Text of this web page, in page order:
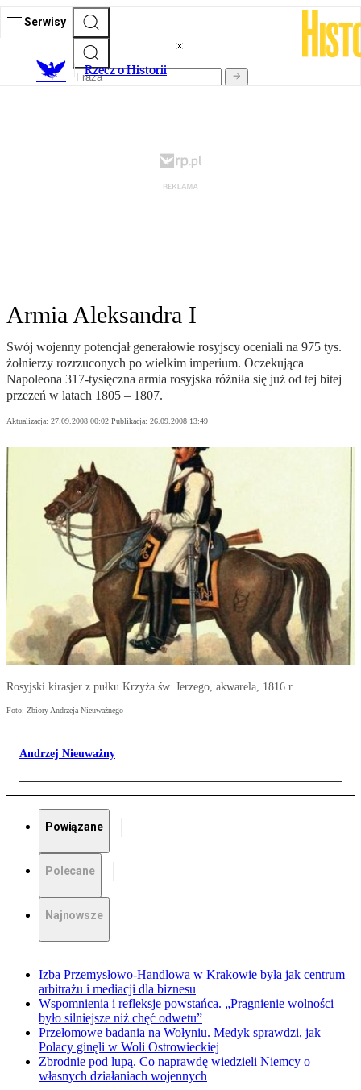
Serwisy
Rzecz o Historii
Armia Aleksandra I
Swój wojenny potencjał generałowie rosyjscy oceniali na 975 tys.
żołnierzy rozrzuconych po wielkim imperium. Oczekująca
Napoleona 317-tysięczna armia rosyjska różniła się już od tej bitej
przezeń w latach 1805 – 1807.
Aktualizacja: 27.09.2008 00:02 Publikacja: 26.09.2008 13:49
Rosyjski kirasjer z pułku Krzyża św. Jerzego, akwarela, 1816 r.
Foto: Zbiory Andrzeja Nieuważnego
Andrzej Nieuważny
Powiązane
Polecane
Najnowsze
Izba Przemysłowo-Handlowa w Krakowie była jak centrum
arbitrażu i mediacji dla biznesu
Wspomnienia i refleksje powstańca. „Pragnienie wolności
było silniejsze niż chęć odwetu”
Przełomowe badania na Wołyniu. Medyk sprawdzi, jak
Polacy ginęli w Woli Ostrowieckiej
Zbrodnie pod lupą. Co naprawdę wiedzieli Niemcy o
własnych działaniach wojennych